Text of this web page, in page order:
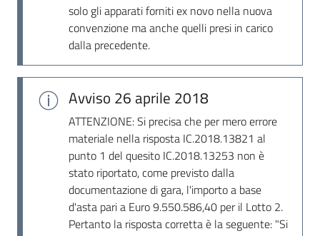
solo gli apparati forniti ex novo nella nuova
convenzione ma anche quelli presi in carico
dalla precedente.
Avviso 26 aprile 2018
ATTENZIONE: Si precisa che per mero errore
materiale nella risposta IC.2018.13821 al
punto 1 del quesito IC.2018.13253 non è
stato riportato, come previsto dalla
documentazione di gara, l'importo a base
d'asta pari a Euro 9.550.586,40 per il Lotto 2.
Pertanto la risposta corretta è la seguente: "Si